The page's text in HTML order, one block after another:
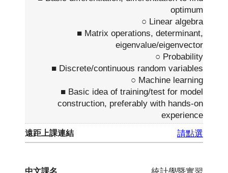
optimum
○ Linear algebra
■ Matrix operations, determinant,
eigenvalue/eigenvector
○ Probability
■ Discrete/continuous random variables
○ Machine learning
■ Basic idea of training/test for model
construction, preferably with hands-on
experience
請點選